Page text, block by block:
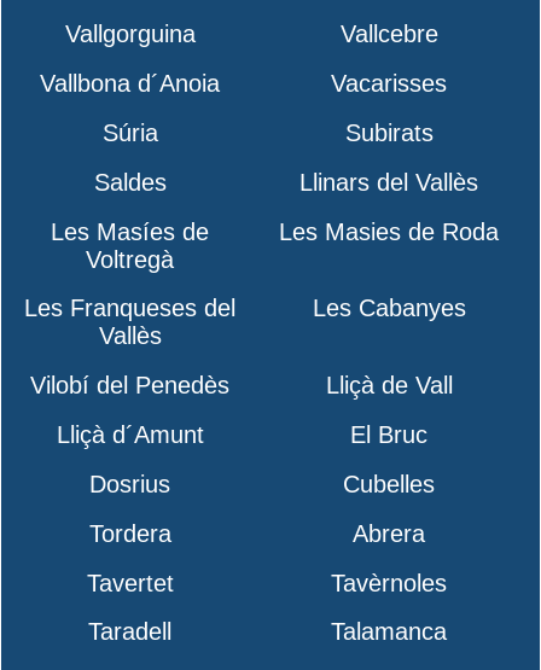
Vallgorguina
Vallcebre
Vallbona d´Anoia
Vacarisses
Súria
Subirats
Saldes
Llinars del Vallès
Les Masíes de
Voltregà
Les Masies de Roda
Les Franqueses del
Vallès
Les Cabanyes
Vilobí del Penedès
Lliçà de Vall
Lliçà d´Amunt
El Bruc
Dosrius
Cubelles
Tordera
Abrera
Tavertet
Tavèrnoles
Taradell
Talamanca